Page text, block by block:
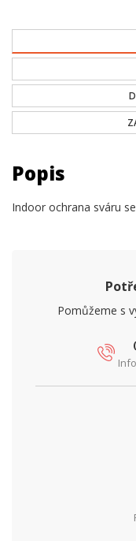
Popis
Indoor ochrana sváru
Pomůžeme s